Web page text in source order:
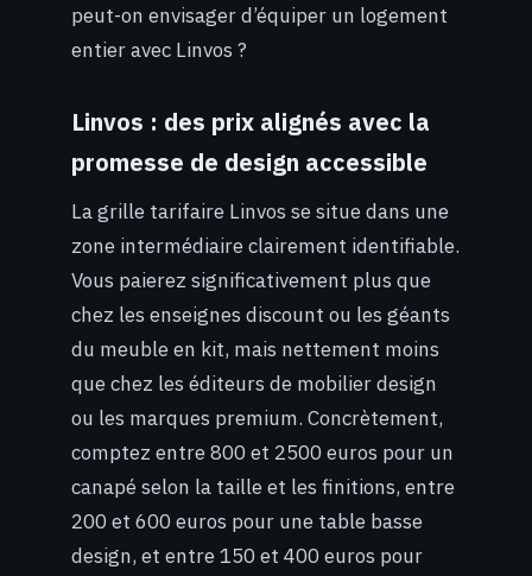
peut-on envisager d’équiper un logement
entier avec Linvos ?
Linvos : des prix alignés avec la
promesse de design accessible
La grille tarifaire Linvos se situe dans une
zone intermédiaire clairement identifiable.
Vous paierez significativement plus que
chez les enseignes discount ou les géants
du meuble en kit, mais nettement moins
que chez les éditeurs de mobilier design
ou les marques premium. Concrètement,
comptez entre 800 et 2500 euros pour un
canapé selon la taille et les finitions, entre
200 et 600 euros pour une table basse
design, et entre 150 et 400 euros pour